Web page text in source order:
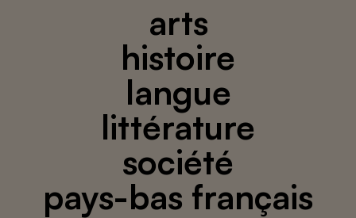
arts
histoire
langue
littérature
société
pays-bas français